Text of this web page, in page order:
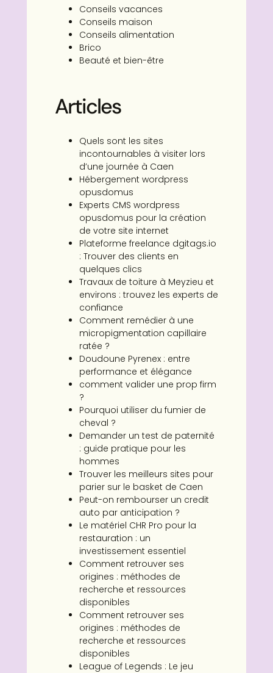
Conseils vacances
Conseils maison
Conseils alimentation
Brico
Beauté et bien-être
Articles
Quels sont les sites
incontournables à visiter lors
d’une journée à Caen
Hébergement wordpress
opusdomus
Experts CMS wordpress
opusdomus pour la création
de votre site internet
Plateforme freelance dgitags.io
: Trouver des clients en
quelques clics
Travaux de toiture à Meyzieu et
environs : trouvez les experts de
confiance
Comment remédier à une
micropigmentation capillaire
ratée ?
Doudoune Pyrenex : entre
performance et élégance
comment valider une prop firm
?
Pourquoi utiliser du fumier de
cheval ?
Demander un test de paternité
: guide pratique pour les
hommes
Trouver les meilleurs sites pour
parier sur le basket de Caen
Peut-on rembourser un credit
auto par anticipation ?
Le matériel CHR Pro pour la
restauration : un
investissement essentiel
Comment retrouver ses
origines : méthodes de
recherche et ressources
disponibles
Comment retrouver ses
origines : méthodes de
recherche et ressources
disponibles
League of Legends : Le jeu